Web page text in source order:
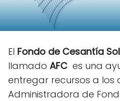
El Fondo de Cesantía
llamado AFC es una
entregar recursos a los
Administradora de